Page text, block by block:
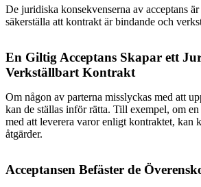
De juridiska konsekvenserna av acceptans
säkerställa att kontrakt är bindande och
En Giltig Acceptans Skapar ett
Verkställbart Kontrakt
Om någon av parterna misslyckas med att
kan de ställas inför rätta. Till exempel, om
med att leverera varor enligt kontraktet, kan
åtgärder.
Acceptansen Befäster de